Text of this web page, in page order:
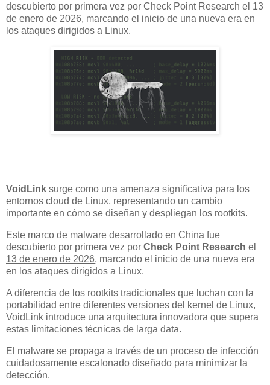
descubierto por primera vez por Check Point Research el 13
de enero de 2026, marcando el inicio de una nueva era en
los ataques dirigidos a Linux.
VoidLink surge como una amenaza significativa para los
entornos cloud de Linux, representando un cambio
importante en cómo se diseñan y despliegan los rootkits.
Este marco de malware desarrollado en China fue
descubierto por primera vez por Check Point Research el
13 de enero de 2026, marcando el inicio de una nueva era
en los ataques dirigidos a Linux.
A diferencia de los rootkits tradicionales que luchan con la
portabilidad entre diferentes versiones del kernel de Linux,
VoidLink introduce una arquitectura innovadora que supera
estas limitaciones técnicas de larga data.
El malware se propaga a través de un proceso de infección
cuidadosamente escalonado diseñado para minimizar la
detección.